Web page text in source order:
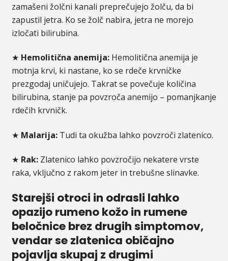
zamašeni žolčni kanali preprečujejo žolču, da bi
zapustil jetra. Ko se žolč nabira, jetra ne morejo
izločati bilirubina.
★ Hemolitična anemija:Hemolitična anemija je
motnja krvi, ki nastane, ko se rdeče krvničke
prezgodaj uničujejo. Takrat se povečuje količina
bilirubina, stanje pa povzroča anemijo – pomanjkanje
rdečih krvničk.
★ Malarija:Tudi ta okužba lahko povzroči zlatenico.
★ Rak:Zlatenico lahko povzročijo nekatere vrste
raka, vključno z rakom jeter in trebušne slinavke.
Starejši otroci in odrasli lahko
opazijo rumeno kožo in rumene
beločnice brez drugih simptomov,
vendar se zlatenica običajno
pojavlja skupaj z drugimi